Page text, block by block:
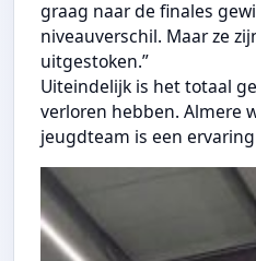
graag naar de finales
niveauverschil. Maar ze
uitgestoken.”
Uiteindelijk is het totaal
verloren hebben. Almere
jeugdteam is een